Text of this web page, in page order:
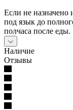
Если не назначено
под язык до
полчаса после еды.
Наличие
Отзывы